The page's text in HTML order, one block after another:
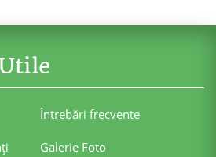
Întrebări frecvente
Galerie Foto